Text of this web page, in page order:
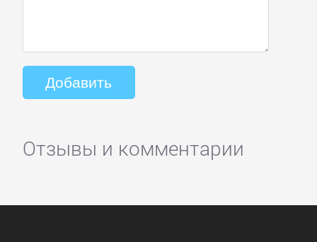
Отзывы и комментарии